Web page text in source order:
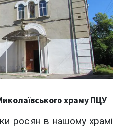
храму ПЦУ
росіян в нашому храмі